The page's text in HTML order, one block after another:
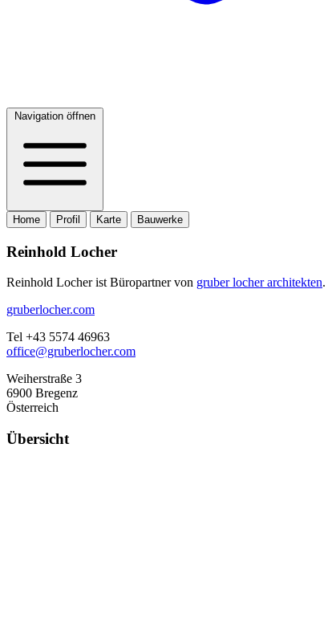
Navigation öffnen
Home Profil Karte Bauwerke
Reinhold Locher
Reinhold Locher ist Büropartner von gruber locher architekten.
gruberlocher.com
Tel +43 5574 46963
office@gruberlocher.com
Weiherstraße 3
6900 Bregenz
Österreich
Übersicht